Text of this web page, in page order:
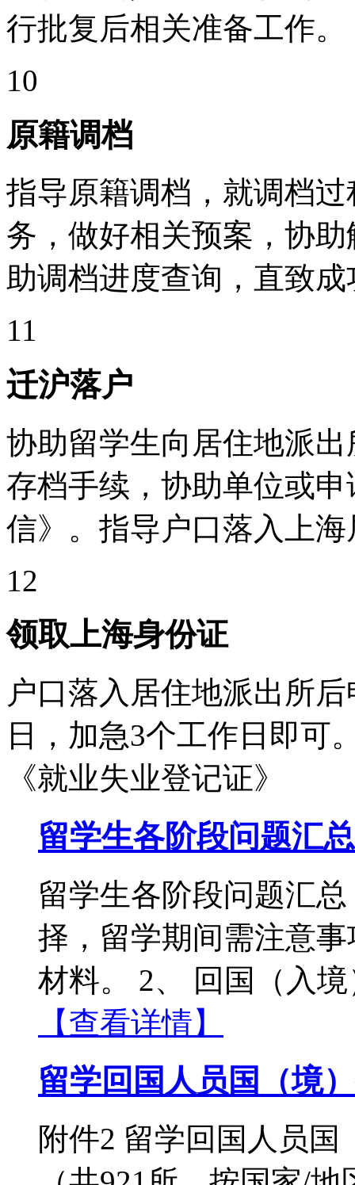
行批复后相关准备工作。
10
原籍调档
指导原籍调档，就调档
务，做好相关预案，协
助调档进度查询，直致
11
迁沪落户
协助留学生向居住地派
存档手续，协助单位或
信》。指导户口落入上
12
领取上海身份证
户口落入居住地派出所
日，加急3个工作日即可
《就业失业登记证》
留学生各阶段问题汇总
留学生各阶段问题汇
择，留学期间需注意
材料。 2、 回国（入
【查看详情】
留学回国人员国（境
附件2 留学回国人员